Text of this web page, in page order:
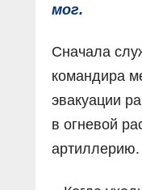
мог.
Сначала
командира
эвакуации
в огневой
артиллерию.